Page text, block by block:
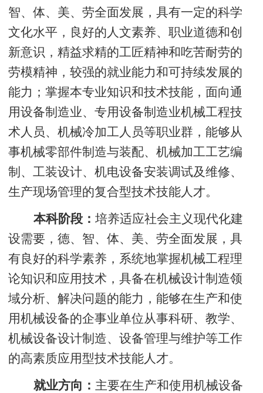
智、体、美、劳全面发展，具有一定的科学
文化水平，良好的人文素养、职业道德和创
新意识，精益求精的工匠精神和吃苦耐劳的
劳模精神，较强的就业能力和可持续发展的
能力；掌握本专业知识和技术技能，面向通
用设备制造业、专用设备制造业机械工程技
术人员、机械冷加工人员等职业群，能够从
事机械零部件制造与装配、机械加工工艺编
制、工装设计、机电设备安装调试及维修、
生产现场管理的复合型技术技能人才。
本科阶段：培养适应社会主义现代化建
设需要，德、智、体、美、劳全面发展，具
有良好的科学素养，系统地掌握机械工程理
论知识和应用技术，具备在机械设计制造领
域分析、解决问题的能力，能够在生产和使
用机械设备的企事业单位从事科研、教学、
机械设备设计制造、设备管理与维护等工作
的高素质应用型技术技能人才。
就业方向： 主要在生产和使用机械设备